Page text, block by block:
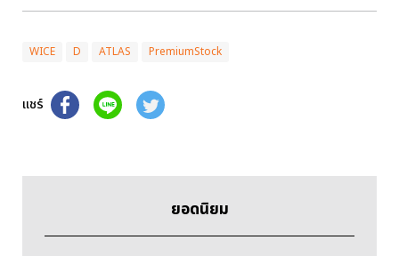
WICE D ATLAS PremiumStock
แชร์
ยอดนิยม